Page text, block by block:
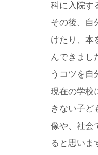
科に入院す
その後、自
けたり、本
んできまし
うコツを自
現在の学校
きない子ど
像や、社会
ると思いま